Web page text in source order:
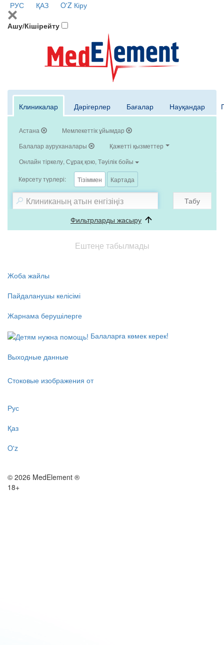
РУС ҚАЗ O'Z Кіру
Ашу/Кішірейту
Клиникалар Дәрігерлер Бағалар Науқандар
Астана
Мемлекеттік ұйымдар
Балалар ауруханалары
Қажетті қызметтер
Онлайн тіркелу, Сұрақ қою, Тәуілік бойы
Көрсету түрлері: Тізіммен Картада
Табу
Фильтрларды жасыру
Ештеңе табылмады
Жоба жайлы
Пайдаланушы келісімі
Жарнама берушілерге
Балаларға көмек керек!
Выходные данные
Стоковые изображения от
Рус
Қаз
O'z
© 2026 MedElement ®
18+